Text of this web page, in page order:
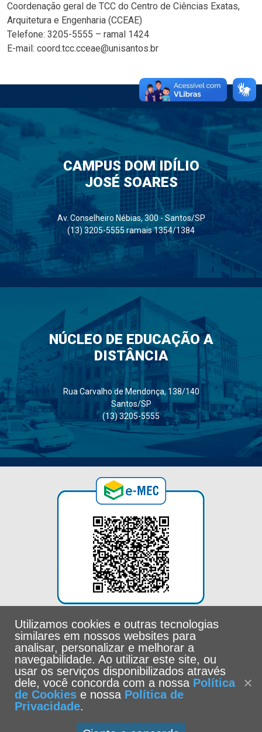
Coordenação geral de TCC do Centro de Ciências Exatas,
Arquitetura e Engenharia (CCEAE)
Telefone: 3205-5555 – ramal 1424
E-mail: coord.tcc.cceae@unisantos.br
CAMPUS DOM IDÍLIO
JOSÉ SOARES
Av. Conselheiro Nébias, 300 - Santos/SP
(13) 3205-5555 ramais 1354/1384
NÚCLEO DE EDUCAÇÃO A
DISTÂNCIA
Rua Carvalho de Mendonça, 138/140
Santos/SP
(13) 3205-5555
Utilizamos cookies e outras tecnologias
similares em nossos websites para
analisar, personalizar e melhorar a
navegabilidade. Ao utilizar este site, ou
usar os serviços disponibilizados através
dele, você concorda com a nossa Política
de Cookies e nossa Política de
Privacidade.